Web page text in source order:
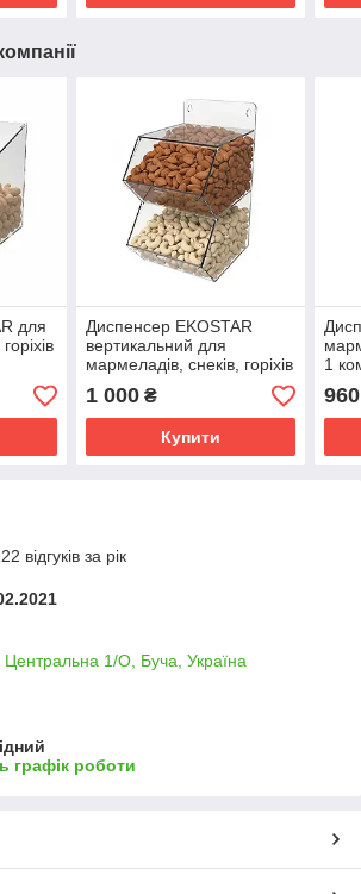
для
Диспенсер EKOSTAR
вертикальний для
мармеладів, снеків, горіхів
2 комірки
1 000₴
Купити
1
960
відгуків за рік
1/О, Буча, Україна
графік роботи